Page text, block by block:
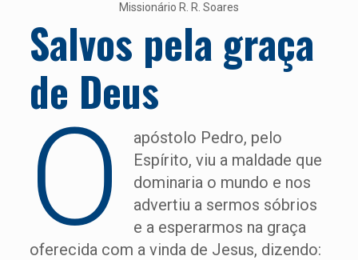
Missionário R. R. Soares
Salvos pela graça
de Deus
O
apóstolo Pedro, pelo
Espírito, viu a maldade que
dominaria o mundo e nos
advertiu a sermos sóbrios
e a esperarmos na graça
oferecida com a vinda de Jesus, dizendo: